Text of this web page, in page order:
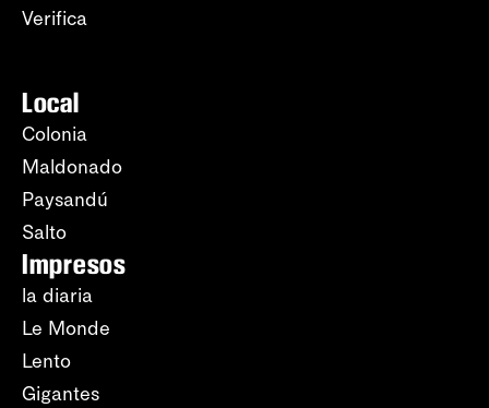
Verifica
Local
Colonia
Maldonado
Paysandú
Salto
Impresos
la diaria
Le Monde
Lento
Gigantes